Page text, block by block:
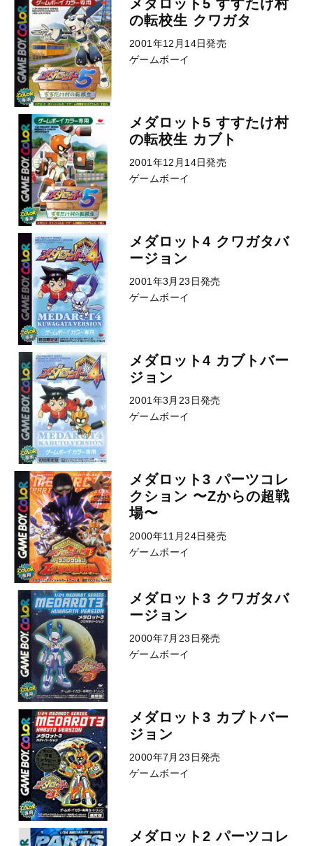
メダロット5 すすたけ村
の転校生 クワガタ
2001年12月14日発売
ゲームボーイ
メダロット5 すすたけ村
の転校生 カブト
2001年12月14日発売
ゲームボーイ
メダロット4 クワガタバ
ージョン
2001年3月23日発売
ゲームボーイ
メダロット4 カブトバー
ジョン
2001年3月23日発売
ゲームボーイ
メダロット3 パーツコレ
クション 〜Zからの超戦
場〜
2000年11月24日発売
ゲームボーイ
メダロット3 クワガタバ
ージョン
2000年7月23日発売
ゲームボーイ
メダロット3 カブトバー
ジョン
2000年7月23日発売
ゲームボーイ
メダロット2 パーツコレ